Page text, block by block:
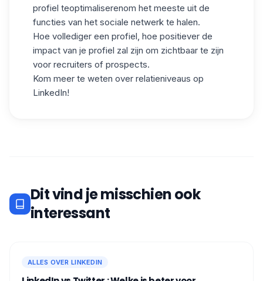
profiel teoptimaliserenom het meeste uit de
functies van het sociale netwerk te halen.
Hoe vollediger een profiel, hoe positiever de
impact van je profiel zal zijn om zichtbaar te zijn
voor recruiters of prospects.
Kom meer te weten over relatieniveaus op
LinkedIn!
Dit vind je misschien ook
interessant
ALLES OVER LINKEDIN